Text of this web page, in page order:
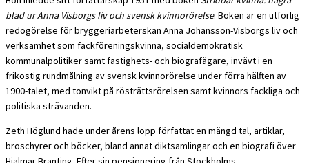
blad ur Anna Visborgs liv och svensk kvinnorörelse. Boken är en utförlig
redogörelse för bryggeriarbeterskan Anna Johansson-Visborgs liv och
verksamhet som fackföreningskvinna, socialdemokratisk
kommunalpolitiker samt fastighets- och biografägare, invävt i en
frikostig rundmålning av svensk kvinnorörelse under förra hälften av
1900-talet, med tonvikt på rösträttsrörelsen samt kvinnors fackliga och
politiska strävanden.
Zeth Höglund hade under årens lopp författat en mängd tal, artiklar,
broschyrer och böcker, bland annat diktsamlingar och en biografi över